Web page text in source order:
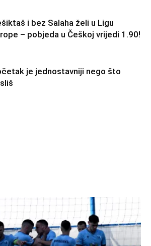
i bez Salaha želi u Ligu
– pobjeda u Češkoj vrijedi 1.90!
je jednostavniji nego što